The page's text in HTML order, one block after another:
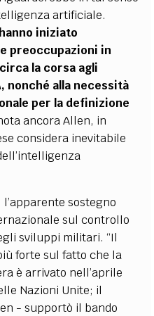
artificiale.
iniziato
preoccupazioni in
la corsa agli
nonché alla necessità
per la definizione
ancora Allen, in
considera inevitabile
sostegno
sul controllo
sviluppi militari. “Il
forte sul fatto che la
è arrivato nell’aprile
Nazioni Unite; il
- supportò il bando